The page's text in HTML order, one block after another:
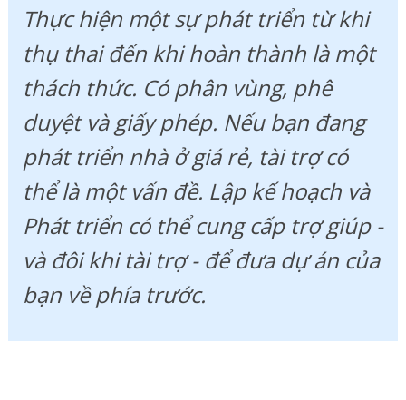
Thực hiện một sự phát triển từ khi
thụ thai đến khi hoàn thành là một
thách thức. Có phân vùng, phê
duyệt và giấy phép. Nếu bạn đang
phát triển nhà ở giá rẻ, tài trợ có
thể là một vấn đề. Lập kế hoạch và
Phát triển có thể cung cấp trợ giúp -
và đôi khi tài trợ - để đưa dự án của
bạn về phía trước.